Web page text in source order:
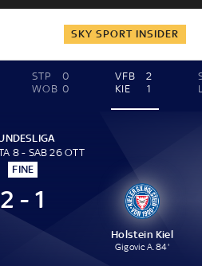
SKY SPORT INSIDER
STP
0
WOB 0
VFB
2
KIE
1
8 - SAB 26 OTT
FINE
2 - 1
Holstein Kiel
Gigovic A. 84'